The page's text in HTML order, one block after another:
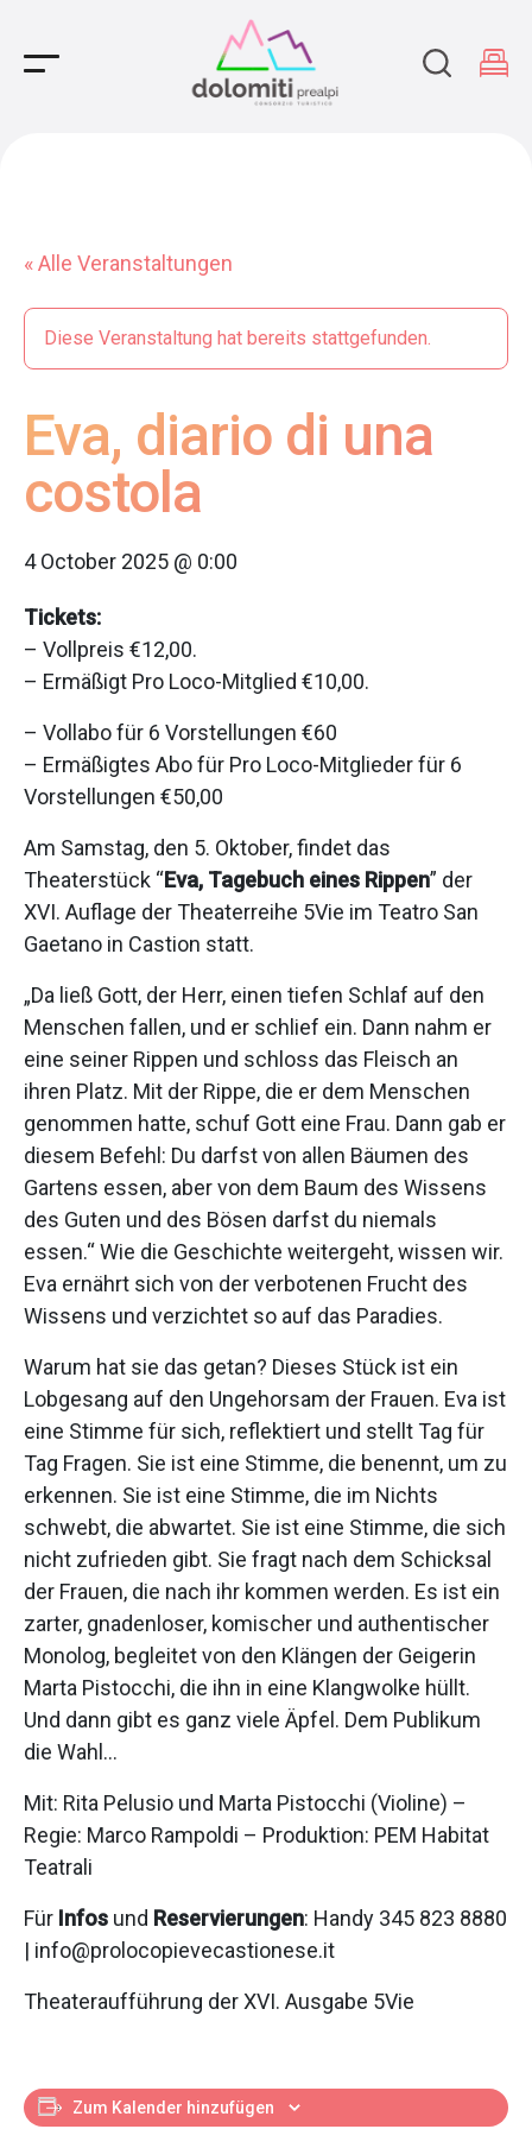
Main Navigation
« Alle Veranstaltungen
Diese Veranstaltung hat bereits stattgefunden.
Eva, diario di una
costola
4 October 2025 @ 0:00
Tickets:
– Vollpreis €12,00.
– Ermäßigt Pro Loco-Mitglied €10,00.
– Vollabo für 6 Vorstellungen €60
– Ermäßigtes Abo für Pro Loco-Mitglieder für 6
Vorstellungen €50,00
Am Samstag, den 5. Oktober, findet das
Theaterstück “Eva, Tagebuch eines Rippen” der
XVI. Auflage der Theaterreihe 5Vie im Teatro San
Gaetano in Castion statt.
„Da ließ Gott, der Herr, einen tiefen Schlaf auf den
Menschen fallen, und er schlief ein. Dann nahm er
eine seiner Rippen und schloss das Fleisch an
ihren Platz. Mit der Rippe, die er dem Menschen
genommen hatte, schuf Gott eine Frau. Dann gab er
diesem Befehl: Du darfst von allen Bäumen des
Gartens essen, aber von dem Baum des Wissens
des Guten und des Bösen darfst du niemals
essen.“ Wie die Geschichte weitergeht, wissen wir.
Eva ernährt sich von der verbotenen Frucht des
Wissens und verzichtet so auf das Paradies.
Warum hat sie das getan? Dieses Stück ist ein
Lobgesang auf den Ungehorsam der Frauen. Eva ist
eine Stimme für sich, reflektiert und stellt Tag für
Tag Fragen. Sie ist eine Stimme, die benennt, um zu
erkennen. Sie ist eine Stimme, die im Nichts
schwebt, die abwartet. Sie ist eine Stimme, die sich
nicht zufrieden gibt. Sie fragt nach dem Schicksal
der Frauen, die nach ihr kommen werden. Es ist ein
zarter, gnadenloser, komischer und authentischer
Monolog, begleitet von den Klängen der Geigerin
Marta Pistocchi, die ihn in eine Klangwolke hüllt.
Und dann gibt es ganz viele Äpfel. Dem Publikum
die Wahl…
Mit: Rita Pelusio und Marta Pistocchi (Violine) –
Regie: Marco Rampoldi – Produktion: PEM Habitat
Teatrali
Für Infos und Reservierungen: Handy 345 823 8880
| info@prolocopievecastionese.it
Theateraufführung der XVI. Ausgabe 5Vie
Zum Kalender hinzufügen